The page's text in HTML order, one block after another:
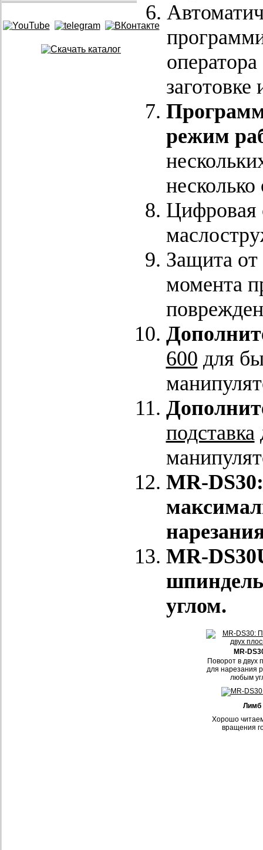
режим
Цифровая
Защита
момента
600 для
подставка
MR-
MR-
шпиндель
углом.
MR-
Поворот в двух
для нарезания
любым
Лимб
Хорошо
вращения